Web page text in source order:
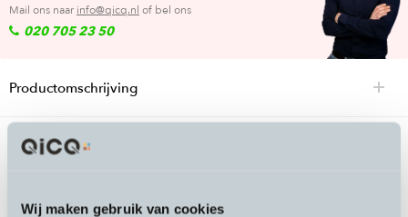
Wij maken gebruik van cookies
Mail ons naar info@qicq.nl of bel ons
020 705 23 50
Productomschrijving
Passende accessoires bij de